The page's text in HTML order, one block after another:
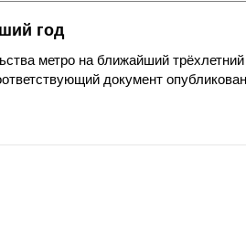
год
метро на ближайший трёхлетний
документ